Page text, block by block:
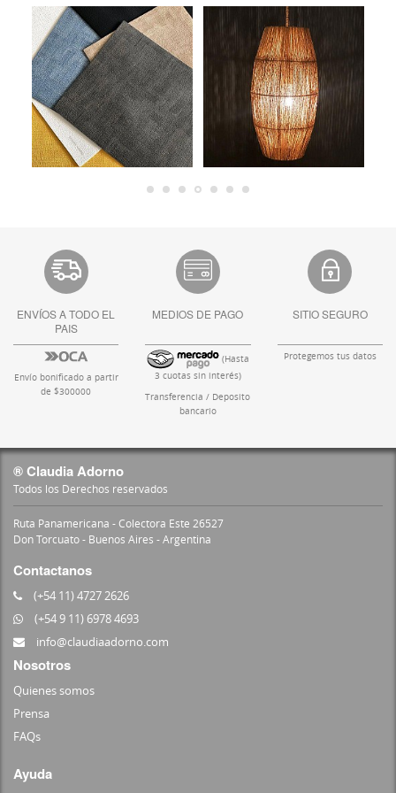
ENVÍOS A TODO EL
PAIS
Envío bonificado a partir
de $300000
MEDIOS DE PAGO
(Hasta
3 cuotas sin interés)
Transferencia / Deposito
bancario
SITIO SEGURO
Protegemos tus datos
® Claudia Adorno
Todos los Derechos reservados
Ruta Panamericana - Colectora Este 26527
Don Torcuato - Buenos Aires - Argentina
Contactanos
(+54 11) 4727 2626
(+54 9 11) 6978 4693
info@claudiaadorno.com
Nosotros
Quienes somos
Prensa
FAQs
Ayuda